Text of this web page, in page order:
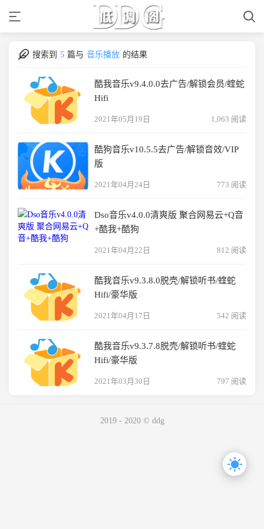
搜索到 5 篇与 音乐播放 的结果
酷我音乐v9.4.0.0去广告/解锁会员/蝰蛇
Hifi
2021年05月19日 1,063 阅读
酷狗音乐v10.5.5去广告/解锁音效/VIP
版
2021年04月24日 773 阅读
Dso音乐v4.0.0清爽版 聚合网易云+Q音
+酷我+酷狗
2021年04月22日 812 阅读
酷我音乐v9.3.8.0脱壳/解锁听书/蝰蛇
Hifi/豪华版
2021年04月17日 542 阅读
酷我音乐v9.3.7.8脱壳/解锁听书/蝰蛇
Hifi/豪华版
2021年03月30日 797 阅读
2019 - 2020 © ddg